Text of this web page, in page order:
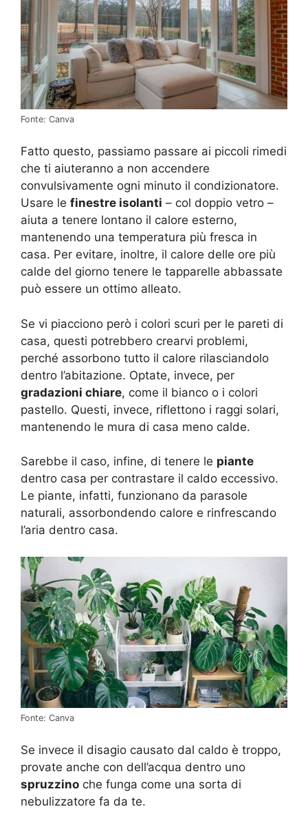
Fonte: Canva
Fatto questo, passiamo passare ai piccoli rimedi
che ti aiuteranno a non accendere
convulsivamente ogni minuto il condizionatore.
Usare le finestre isolanti – col doppio vetro –
aiuta a tenere lontano il calore esterno,
mantenendo una temperatura più fresca in
casa. Per evitare, inoltre, il calore delle ore più
calde del giorno tenere le tapparelle abbassate
può essere un ottimo alleato.
Se vi piacciono però i colori scuri per le pareti di
casa, questi potrebbero crearvi problemi,
perché assorbono tutto il calore rilasciandolo
dentro l’abitazione. Optate, invece, per
gradazioni chiare, come il bianco o i colori
pastello. Questi, invece, riflettono i raggi solari,
mantenendo le mura di casa meno calde.
Sarebbe il caso, infine, di tenere le piante
dentro casa per contrastare il caldo eccessivo.
Le piante, infatti, funzionano da parasole
naturali, assorbondendo calore e rinfrescando
l’aria dentro casa.
Fonte: Canva
Se invece il disagio causato dal caldo è troppo,
provate anche con dell’acqua dentro uno
spruzzino che funga come una sorta di
nebulizzatore fa da te.